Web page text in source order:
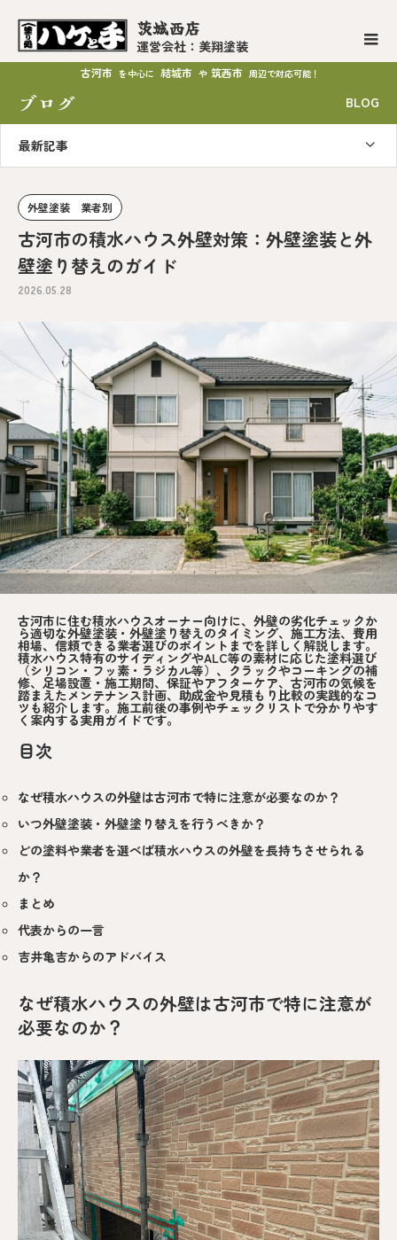
茨城西店
運営会社：美翔塗装
古河市 を中心に 結城市 や 筑西市 周辺で対応可能！
ブログ BLOG
最新記事
外壁塗装 業者別
古河市の積水ハウス外壁対策：外壁塗装と外
壁塗り替えのガイド
2026.05.28
古河市に住む積水ハウスオーナー向けに、外壁の劣化チェックか
ら適切な外壁塗装・外壁塗り替えのタイミング、施工方法、費用
相場、信頼できる業者選びのポイントまでを詳しく解説します。
積水ハウス特有のサイディングやALC等の素材に応じた塗料選び
（シリコン・フッ素・ラジカル等）、クラックやコーキングの補
修、足場設置・施工期間、保証やアフターケア、古河市の気候を
踏まえたメンテナンス計画、助成金や見積もり比較の実践的なコ
ツも紹介します。施工前後の事例やチェックリストで分かりやす
く案内する実用ガイドです。
目次
なぜ積水ハウスの外壁は古河市で特に注意が必要なのか？
いつ外壁塗装・外壁塗り替えを行うべきか？
どの塗料や業者を選べば積水ハウスの外壁を長持ちさせられる
か？
まとめ
代表からの一言
吉井亀吉からのアドバイス
なぜ積水ハウスの外壁は古河市で特に注意が
必要なのか？